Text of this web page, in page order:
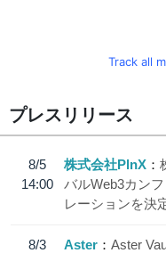
Track all
プレスリリース
8/5
14:00
株式会社PlnX
バルWeb3カン
レーションを決
8/3
Aster Aster